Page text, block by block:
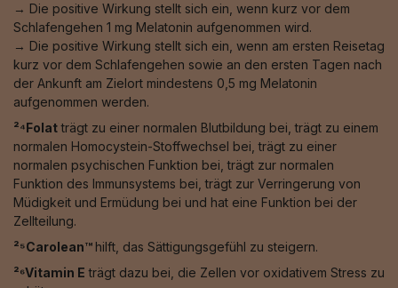
→ Die positive Wirkung stellt sich ein, wenn kurz vor dem
Schlafengehen 1 mg Melatonin aufgenommen wird.
→ Die positive Wirkung stellt sich ein, wenn am ersten Reisetag
kurz vor dem Schlafengehen sowie an den ersten Tagen nach
der Ankunft am Zielort mindestens 0,5 mg Melatonin
aufgenommen werden.
²⁴Folatträgt zu einer normalen Blutbildung bei, trägt zu einem
normalen Homocystein-Stoffwechsel bei, trägt zu einer
normalen psychischen Funktion bei, trägt zur normalen
Funktion des Immunsystems bei, trägt zur Verringerung von
Müdigkeit und Ermüdung bei und hat eine Funktion bei der
Zellteilung.
²⁵Carolean™️ hilft, das Sättigungsgefühl zu steigern.
²⁶Vitamin E trägt dazu bei, die Zellen vor oxidativem Stress zu